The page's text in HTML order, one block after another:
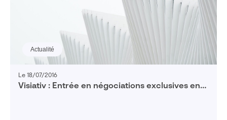
Actualité
Le 18/07/2016
Visiativ : Entrée en négociations exclusives en